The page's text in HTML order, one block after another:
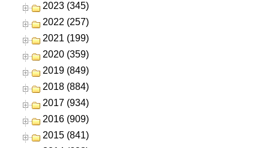
2023 (345)
2022 (257)
2021 (199)
2020 (359)
2019 (849)
2018 (884)
2017 (934)
2016 (909)
2015 (841)